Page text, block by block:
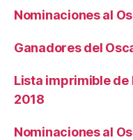
Nominaciones al
Ganadores del
Lista imprimible de
2018
Nominaciones al